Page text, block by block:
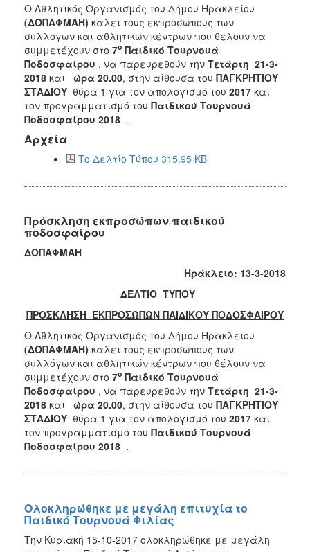
Ο Αθλητικός Οργανισμός του Δήμου Ηρακλείου
(ΔΟΠΑΦΜΑΗ) καλεί τους εκπροσώπους των
συλλόγων και αθλητικών κέντρων που θέλουν να
συμμετέχουν στο 7ο Παιδικό Τουρνουά
Ποδοσφαίρου , να παρευρεθούν την Τετάρτη 21-3-
2018 και ώρα 20.00, στην αίθουσα του ΠΑΓΚΡΗΤΙΟΥ
ΣΤΑΔΙΟΥ θύρα 1 για τον απολογισμό του 2017 και
τον προγραμματισμό του Παιδικού Τουρνουά
Ποδοσφαίρου 2018 .
Αρχεία
Το Δελτίο Τύπου 315.95 KB
Πρόσκληση εκπροσώπων παιδικού
ποδοσφαίρου
ΔΟΠΑΦΜΑΗ
Ηράκλειο: 13-3-2018
ΔΕΛΤΙΟ ΤΥΠΟΥ
ΠΡΟΣΚΛΗΣΗ ΕΚΠΡΟΣΩΠΩΝ ΠΑΙΔΙΚΟΥ ΠΟΔΟΣΦΑΙΡΟΥ
Ο Αθλητικός Οργανισμός του Δήμου Ηρακλείου
(ΔΟΠΑΦΜΑΗ) καλεί τους εκπροσώπους των
συλλόγων και αθλητικών κέντρων που θέλουν να
συμμετέχουν στο 7ο Παιδικό Τουρνουά
Ποδοσφαίρου , να παρευρεθούν την Τετάρτη 21-3-
2018 και ώρα 20.00, στην αίθουσα του ΠΑΓΚΡΗΤΙΟΥ
ΣΤΑΔΙΟΥ θύρα 1 για τον απολογισμό του 2017 και
τον προγραμματισμό του Παιδικού Τουρνουά
Ποδοσφαίρου 2018 .
Ολοκληρώθηκε με μεγάλη επιτυχία το
Παιδικό Τουρνουά Φιλίας
Την Κυριακή 15-10-2017 ολοκληρώθηκε με μεγάλη